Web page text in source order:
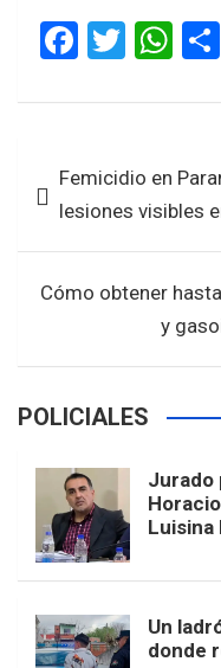
F
ce
o
o
k
T
tt
W
at
A
p
p
de Femicidio en
lesiones visibles
Cómo obtener
y
POLICIALES
Jurado
Luisina
Un
donde